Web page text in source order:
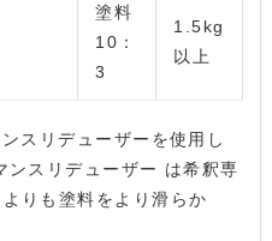
塗料
10：
3
1.5kg
以上
スリデューザーを使用し
ンスリデューザー は希釈専
りも塗料をより滑らか